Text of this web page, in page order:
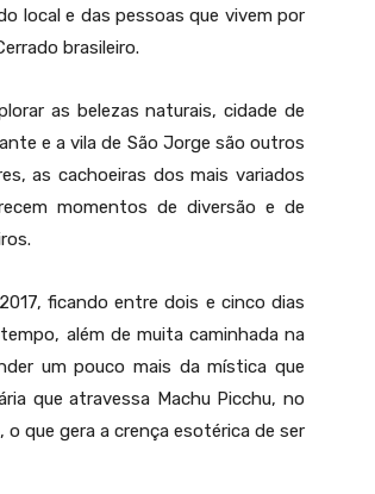
local e das pessoas que vivem por
brasileiro.
as belezas naturais, cidade de
e a vila de São Jorge são outros
as cachoeiras dos mais variados
momentos de diversão e de
ficando entre dois e cinco dias
além de muita caminhada na
um pouco mais da mística que
que atravessa Machu Picchu, no
que gera a crença esotérica de ser